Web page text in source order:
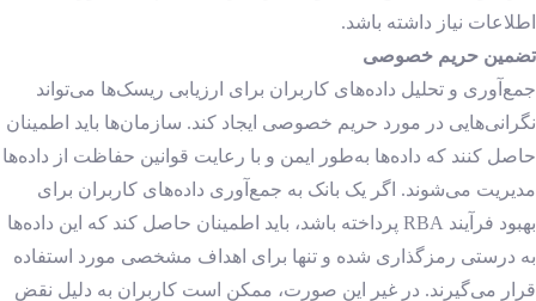
اطلاعات نیاز داشته باشد.
تضمین حریم خصوصی
جمع‌آوری و تحلیل داده‌های کاربران برای ارزیابی ریسک‌ها می‌تواند
نگرانی‌هایی در مورد حریم خصوصی ایجاد کند. سازمان‌ها باید اطمینان
حاصل کنند که داده‌ها به‌طور ایمن و با رعایت قوانین حفاظت از داده‌ها
مدیریت می‌شوند. اگر یک بانک به جمع‌آوری داده‌های کاربران برای
بهبود فرآیند RBA پرداخته باشد، باید اطمینان حاصل کند که این داده‌ها
به درستی رمزگذاری شده و تنها برای اهداف مشخصی مورد استفاده
قرار می‌گیرند. در غیر این صورت، ممکن است کاربران به دلیل نقض